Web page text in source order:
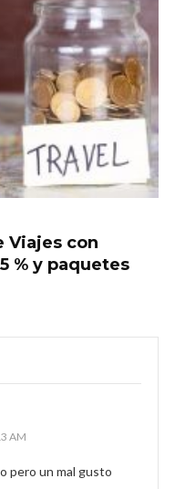
Viajes con
% y paquetes
AM
pero un mal gusto